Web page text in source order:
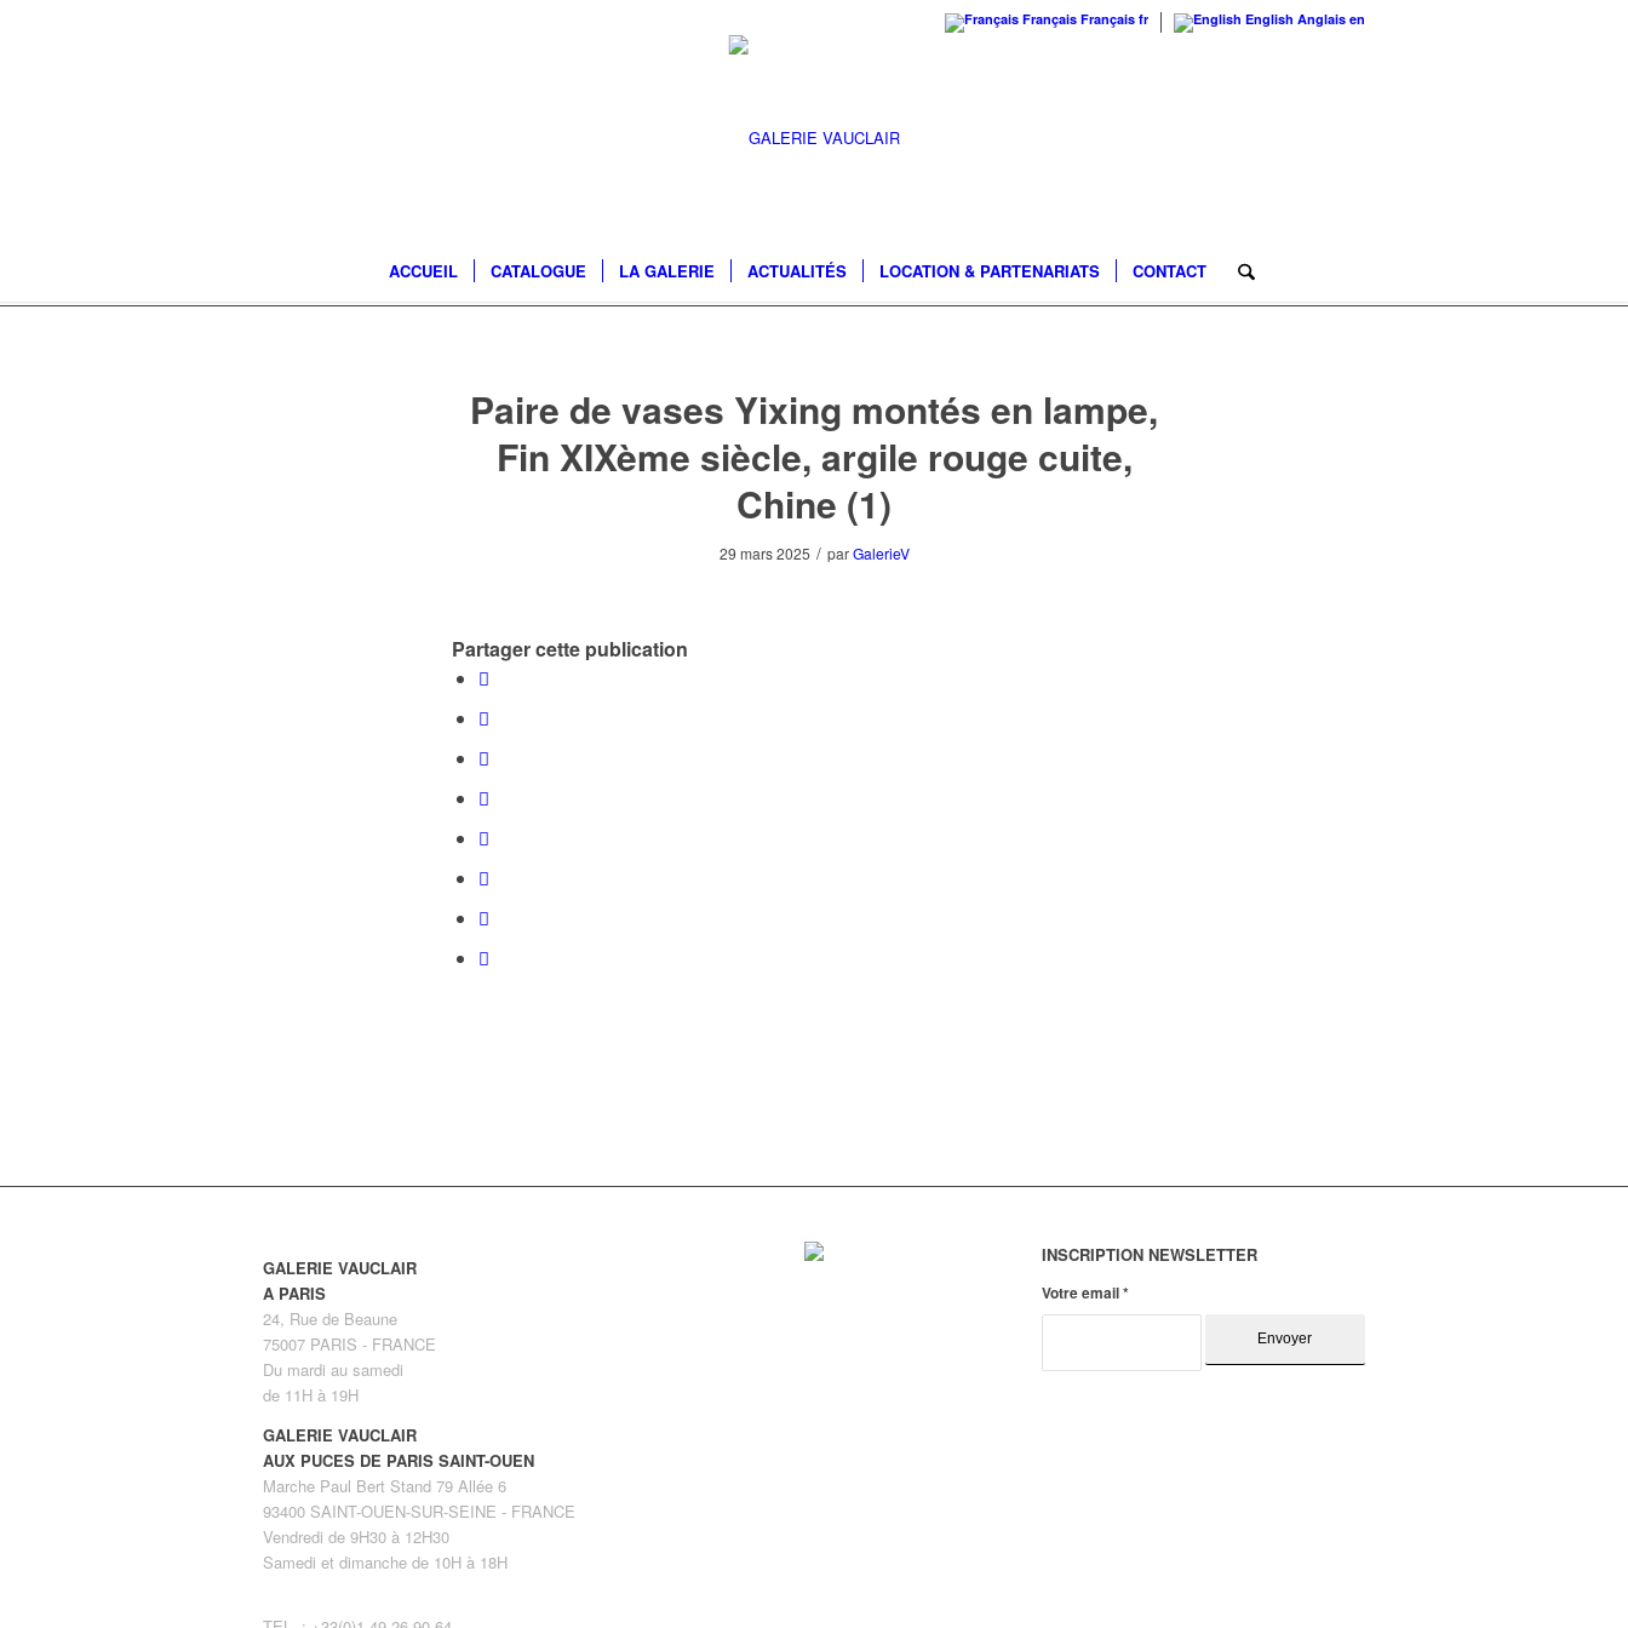
Français Français fr English Anglais en
ACCUEIL CATALOGUE LA GALERIE ACTUALITÉS LOCATION & PARTENARIATS CONTACT
Paire de vases Yixing montés en lampe,
Fin XIXème siècle, argile rouge cuite,
Chine (1)
29 mars 2025 / parGalerieV
Partager cette publication
GALERIE VAUCLAIR
A PARIS
24, Rue de Beaune
75007 PARIS - FRANCE
Du mardi au samedi
de 11H à 19H
GALERIE VAUCLAIR
AUX PUCES DE PARIS SAINT-OUEN
Marche Paul Bert Stand 79 Allée 6
93400 SAINT-OUEN-SUR-SEINE - FRANCE
Vendredi de 9H30 à 12H30
Samedi et dimanche de 10H à 18H
INSCRIPTION NEWSLETTER
Votre email*